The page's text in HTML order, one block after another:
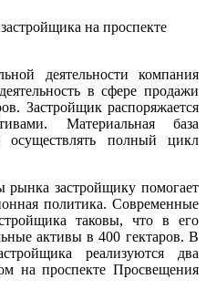
на проспекте
деятельности компания
в сфере продажи
Застройщик распоряжается
Материальная база
осуществлять полный цикл
рынка застройщику помогает
политика. Современные
таковы, что в его
активы в 400 гектаров. В
реализуются два
на проспекте Просвещения